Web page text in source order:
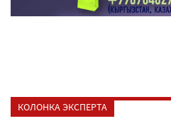
КОЛОНКА ЭКСПЕРТА